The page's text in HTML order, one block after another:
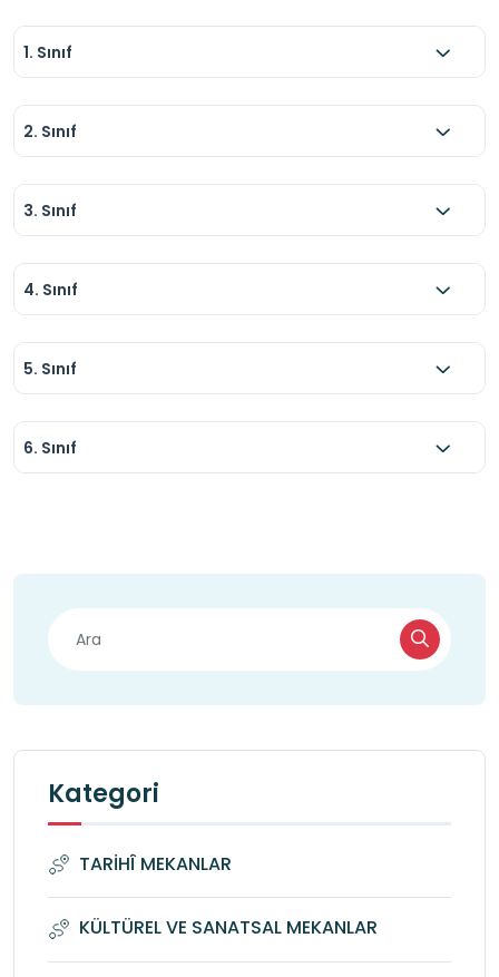
1. Sınıf
2. Sınıf
3. Sınıf
4. Sınıf
5. Sınıf
6. Sınıf
Kategori
TARİHÎ MEKANLAR
KÜLTÜREL VE SANATSAL MEKANLAR